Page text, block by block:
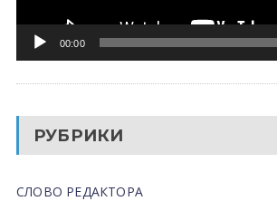
00:00
РУБРИКИ
СЛОВО РЕДАКТОРА